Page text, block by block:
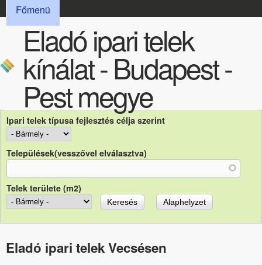
FŐMENÜ
Főmenü
Eladó ipari telek
kínálat - Budapest -
Pest megye
Ipari telek típusa fejlesztés célja szerint
Települések(vesszővel elválasztva)
Telek területe (m2)
Eladó ipari telek Vecsésen